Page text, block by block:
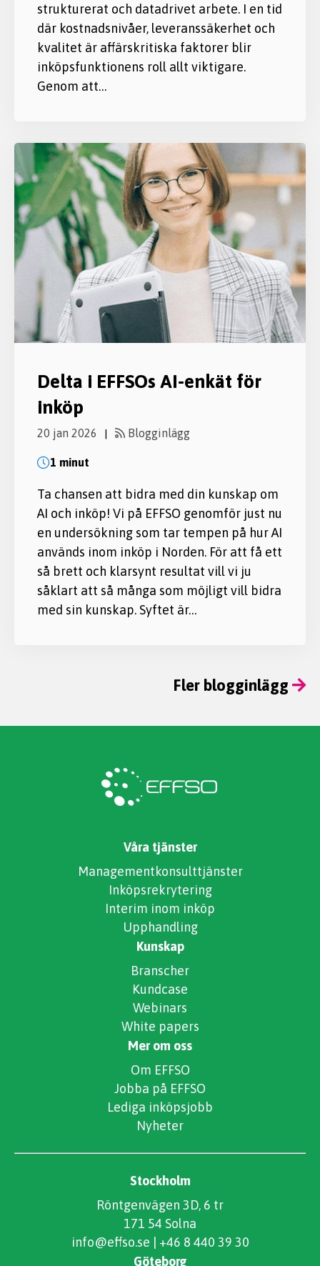
strukturerat och datadrivet arbete. I en tid
där kostnadsnivåer, leveranssäkerhet och
kvalitet är affärskritiska faktorer blir
inköpsfunktionens roll allt viktigare.
Genom att…
Delta i EFFSOs AI-enkät för
inköp
20 jan 2026 | Blogginlägg
1 minut
Ta chansen att bidra med din kunskap om
AI och inköp! Vi på EFFSO genomför just nu
en undersökning som tar tempen på hur AI
används inom inköp i Norden. För att få ett
så brett och klarsynt resultat vill vi ju
såklart att så många som möjligt vill bidra
med sin kunskap. Syftet är…
Fler blogginlägg
Våra tjänster
Managementkonsulttjänster
Inköpsrekrytering
Interim inom inköp
Upphandling
Kunskap
Branscher
Kundcase
Webinars
White papers
Mer om oss
Om EFFSO
Jobba på EFFSO
Lediga inköpsjobb
Nyheter
Stockholm
Röntgenvägen 3D, 6 tr
171 54 Solna
info@effso.se | +46 8 440 39 30
Göteborg